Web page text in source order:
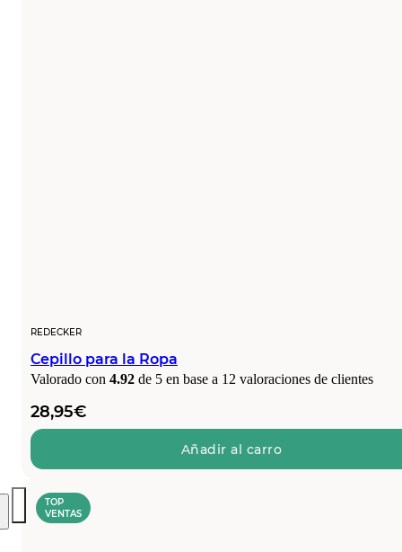
REDECKER
Cepillo para la Ropa
Valorado con 4.92 de 5 en base a 12 valoraciones de clientes
28,95€
Añadir al carro
TOP
VENTAS